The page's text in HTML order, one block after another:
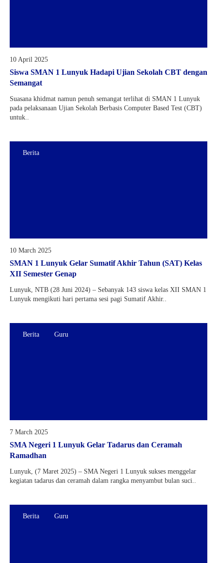
10 April 2025
Siswa SMAN 1 Lunyuk Hadapi Ujian Sekolah CBT dengan
Semangat
Suasana khidmat namun penuh semangat terlihat di SMAN 1 Lunyuk
pada pelaksanaan Ujian Sekolah Berbasis Computer Based Test (CBT)
untuk..
Berita
10 March 2025
SMAN 1 Lunyuk Gelar Sumatif Akhir Tahun (SAT) Kelas
XII Semester Genap
Lunyuk, NTB (28 Juni 2024) – Sebanyak 143 siswa kelas XII SMAN 1
Lunyuk mengikuti hari pertama sesi pagi Sumatif Akhir..
Berita Guru
7 March 2025
SMA Negeri 1 Lunyuk Gelar Tadarus dan Ceramah
Ramadhan
Lunyuk, (7 Maret 2025) – SMA Negeri 1 Lunyuk sukses menggelar
kegiatan tadarus dan ceramah dalam rangka menyambut bulan suci..
Berita Guru